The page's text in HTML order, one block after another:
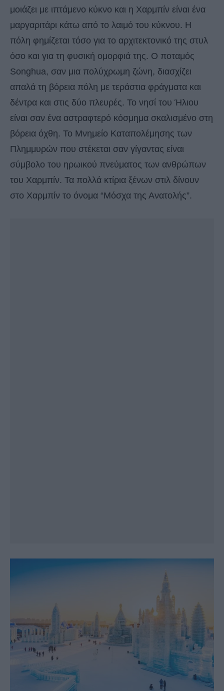
μοιάζει με ιπτάμενο κύκνο και η Χαρμπίν είναι ένα
μαργαριτάρι κάτω από το λαιμό του κύκνου. Η
πόλη φημίζεται τόσο για το αρχιτεκτονικό της στυλ
όσο και για τη φυσική ομορφιά της. Ο ποταμός
Songhua, σαν μια πολύχρωμη ζώνη, διασχίζει
απαλά τη βόρεια πόλη με τεράστια φράγματα και
δέντρα και στις δύο πλευρές. Το νησί του Ήλιου
είναι σαν ένα αστραφτερό κόσμημα σκαλισμένο στη
βόρεια όχθη. Το Μνημείο Καταπολέμησης των
Πλημμυρών που στέκεται σαν γίγαντας είναι
σύμβολο του ηρωικού πνεύματος των ανθρώπων
του Χαρμπίν. Τα πολλά κτίρια ξένων στιλ δίνουν
στο Χαρμπίν το όνομα “Μόσχα της Ανατολής”.